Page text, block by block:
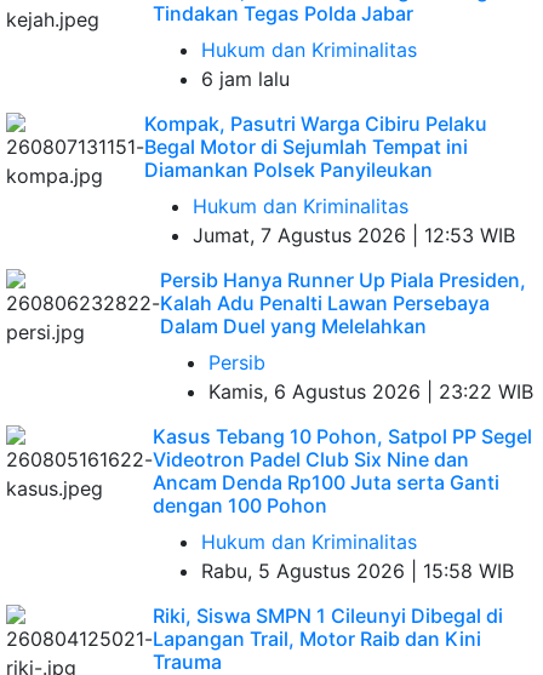
Tindakan Tegas Polda Jabar
Hukum dan Kriminalitas
6 jam lalu
Kompak, Pasutri Warga Cibiru Pelaku
Begal Motor di Sejumlah Tempat ini
Diamankan Polsek Panyileukan
Hukum dan Kriminalitas
Jumat, 7 Agustus 2026 | 12:53 WIB
Persib Hanya Runner Up Piala Presiden,
Kalah Adu Penalti Lawan Persebaya
Dalam Duel yang Melelahkan
Persib
Kamis, 6 Agustus 2026 | 23:22 WIB
Kasus Tebang 10 Pohon, Satpol PP Segel
Videotron Padel Club Six Nine dan
Ancam Denda Rp100 Juta serta Ganti
dengan 100 Pohon
Hukum dan Kriminalitas
Rabu, 5 Agustus 2026 | 15:58 WIB
Riki, Siswa SMPN 1 Cileunyi Dibegal di
Lapangan Trail, Motor Raib dan Kini
Trauma